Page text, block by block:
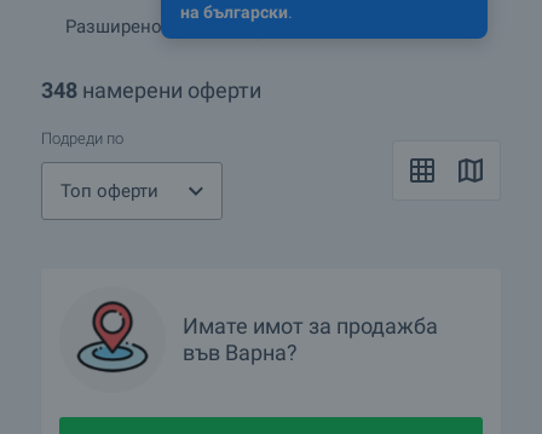
на български.
Разширено търсене
348 намерени оферти
Подреди по
Топ оферти
Имате имот за продажба
във Варна?